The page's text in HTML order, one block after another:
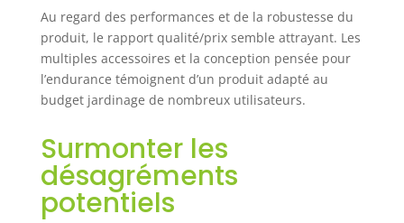
intérieur et extérieur】Le souffleur
de feuilles électrique sans fil
OUTIGO n'est pas seulement
destiné aux feuilles - utilisez-le
pour enlever la poussière, les
votre cour, votre garage ou même
à l'intérieur. Un véritable souffleur
de feuilles sans fil tout-en-un qui
rend le nettoyage quotidien plus
rapide et plus facile.
Au regard des performances et de la robustesse du
produit, le rapport qualité/prix semble attrayant. Les
multiples accessoires et la conception pensée pour
l’endurance témoignent d’un produit adapté au
budget jardinage de nombreux utilisateurs.
Surmonter les
désagréments
potentiels